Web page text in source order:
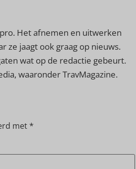
Het afnemen en uitwerken
ze jaagt ook graag op nieuws.
wat op de redactie gebeurt.
waaronder TravMagazine.
met *